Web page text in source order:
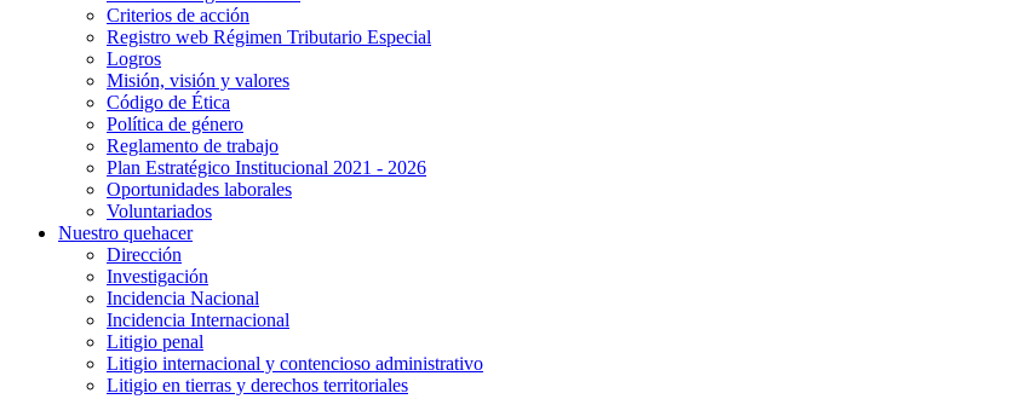
Criterios de acción
Registro web Régimen Tributario Especial
Logros
Misión, visión y valores
Código de Ética
Política de género
Reglamento de trabajo
Plan Estratégico Institucional 2021 - 2026
Oportunidades laborales
Voluntariados
Nuestro quehacer
Dirección
Investigación
Incidencia Nacional
Incidencia Internacional
Litigio penal
Litigio internacional y contencioso administrativo
Litigio en tierras y derechos territoriales